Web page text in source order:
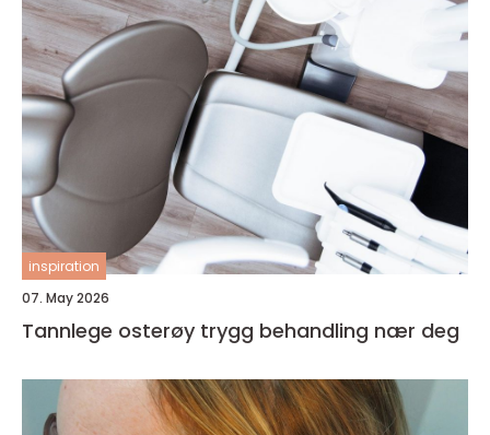
inspiration
07. May 2026
Tannlege osterøy trygg behandling nær deg